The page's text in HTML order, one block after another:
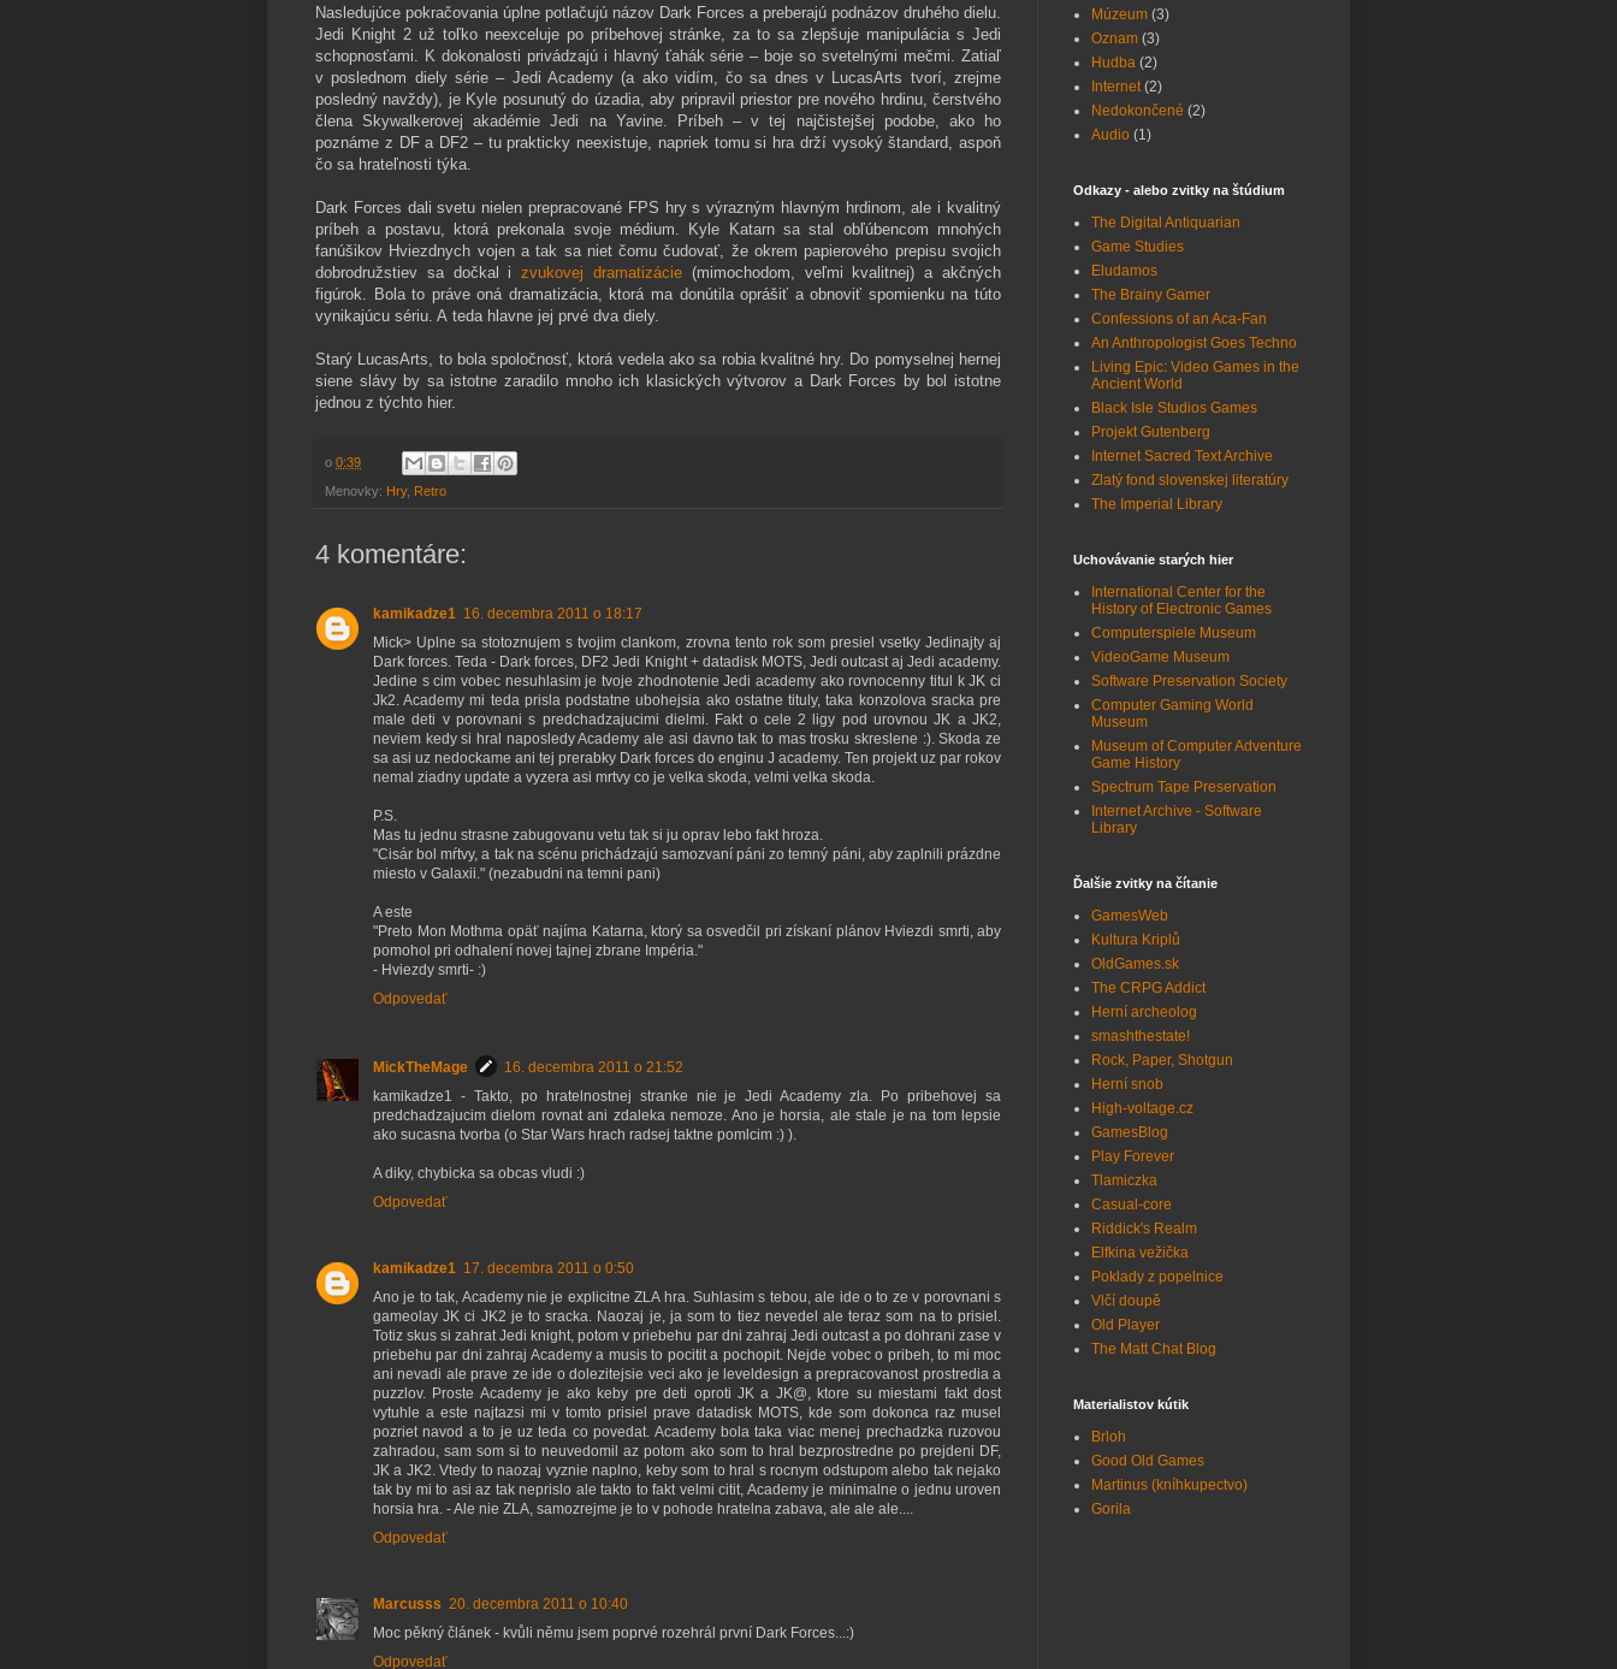
Nasledujúce pokračovania úplne potlačujú názov Dark Forces a preberajú podnázov druhého dielu.
Jedi Knight 2 už toľko neexceluje po príbehovej stránke, za to sa zlepšuje manipulácia s Jedi
schopnosťami. K dokonalosti privádzajú i hlavný ťahák série – boje so svetelnými mečmi. Zatiaľ
v poslednom diely série – Jedi Academy (a ako vidím, čo sa dnes v LucasArts tvorí, zrejme
posledný navždy), je Kyle posunutý do úzadia, aby pripravil priestor pre nového hrdinu, čerstvého
člena Skywalkerovej akadémie Jedi na Yavine. Príbeh – v tej najčistejšej podobe, ako ho
poznáme z DF a DF2 – tu prakticky neexistuje, napriek tomu si hra drží vysoký štandard, aspoň
čo sa hrateľnosti týka.
Dark Forces dali svetu nielen prepracované FPS hry s výrazným hlavným hrdinom, ale i kvalitný
príbeh a postavu, ktorá prekonala svoje médium. Kyle Katarn sa stal obľúbencom mnohých
fanúšikov Hviezdnych vojen a tak sa niet čomu čudovať, že okrem papierového prepisu svojich
dobrodružstiev sa dočkal izvukovej dramatizácie (mimochodom, veľmi kvalitnej) a akčných
figúrok. Bola to práve oná dramatizácia, ktorá ma donútila oprášiť a obnoviť spomienku na túto
vynikajúcu sériu. A teda hlavne jej prvé dva diely.
Starý LucasArts, to bola spoločnosť, ktorá vedela ako sa robia kvalitné hry. Do pomyselnej hernej
siene slávy by sa istotne zaradilo mnoho ich klasických výtvorov a Dark Forces by bol istotne
jednou z týchto hier.
o 0:39
Menovky: Hry, Retro
4 komentáre:
kamikadze1 16. decembra 2011 o 18:17
Mick> Uplne sa stotoznujem s tvojim clankom, zrovna tento rok som presiel vsetky Jedinajty aj
Dark forces. Teda - Dark forces, DF2 Jedi Knight + datadisk MOTS, Jedi outcast aj Jedi academy.
Jedine s cim vobec nesuhlasim je tvoje zhodnotenie Jedi academy ako rovnocenny titul k JK ci
Jk2. Academy mi teda prisla podstatne ubohejsia ako ostatne tituly, taka konzolova sracka pre
male deti v porovnani s predchadzajucimi dielmi. Fakt o cele 2 ligy pod urovnou JK a JK2,
neviem kedy si hral naposledy Academy ale asi davno tak to mas trosku skreslene :). Skoda ze
sa asi uz nedockame ani tej prerabky Dark forces do enginu J academy. Ten projekt uz par rokov
nemal ziadny update a vyzera asi mrtvy co je velka skoda, velmi velka skoda.
P.S.
Mas tu jednu strasne zabugovanu vetu tak si ju oprav lebo fakt hroza.
"Cisár bol mŕtvy, a tak na scénu prichádzajú samozvaní páni zo temný páni, aby zaplnili prázdne
miesto v Galaxii." (nezabudni na temni pani)
A este
"Preto Mon Mothma opäť najíma Katarna, ktorý sa osvedčil pri získaní plánov Hviezdi smrti, aby
pomohol pri odhalení novej tajnej zbrane Impéria."
- Hviezdy smrti- :)
Odpovedať
MickTheMage
16. decembra 2011 o 21:52
kamikadze1 - Takto, po hratelnostnej stranke nie je Jedi Academy zla. Po pribehovej sa
predchadzajucim dielom rovnat ani zdaleka nemoze. Ano je horsia, ale stale je na tom lepsie
ako sucasna tvorba (o Star Wars hrach radsej taktne pomlcim :) ).
A diky, chybicka sa obcas vludi :)
Odpovedať
kamikadze1 17. decembra 2011 o 0:50
Ano je to tak, Academy nie je explicitne ZLA hra. Suhlasim s tebou, ale ide o to ze v porovnani s
gameolay JK ci JK2 je to sracka. Naozaj je, ja som to tiez nevedel ale teraz som na to prisiel.
Totiz skus si zahrat Jedi knight, potom v priebehu par dni zahraj Jedi outcast a po dohrani zase v
priebehu par dni zahraj Academy a musis to pocitit a pochopit. Nejde vobec o pribeh, to mi moc
ani nevadi ale prave ze ide o dolezitejsie veci ako je leveldesign a prepracovanost prostredia a
puzzlov. Proste Academy je ako keby pre deti oproti JK a JK@, ktore su miestami fakt dost
vytuhle a este najtazsi mi v tomto prisiel prave datadisk MOTS, kde som dokonca raz musel
pozriet navod a to je uz teda co povedat. Academy bola taka viac menej prechadzka ruzovou
zahradou, sam som si to neuvedomil az potom ako som to hral bezprostredne po prejdeni DF,
JK a JK2. Vtedy to naozaj vyznie naplno, keby som to hral s rocnym odstupom alebo tak nejako
tak by mi to asi az tak neprislo ale takto to fakt velmi citit, Academy je minimalne o jednu uroven
horsia hra. - Ale nie ZLA, samozrejme je to v pohode hratelna zabava, ale ale ale....
Odpovedať
Marcusss 20. decembra 2011 o 10:40
Moc pěkný článek - kvůli němu jsem poprvé rozehrál první Dark Forces...:)
Odpovedať
Múzeum (3)
Oznam (3)
Hudba (2)
Internet (2)
Nedokončené (2)
Audio (1)
Odkazy - alebo zvitky na štúdium
The Digital Antiquarian
Game Studies
Eludamos
The Brainy Gamer
Confessions of an Aca-Fan
An Anthropologist Goes Techno
Living Epic: Video Games in the
Ancient World
Black Isle Studios Games
Projekt Gutenberg
Internet Sacred Text Archive
Zlatý fond slovenskej literatúry
The Imperial Library
Uchovávanie starých hier
International Center for the
History of Electronic Games
Computerspiele Museum
VideoGame Museum
Software Preservation Society
Computer Gaming World
Museum
Museum of Computer Adventure
Game History
Spectrum Tape Preservation
Internet Archive - Software
Library
Ďalšie zvitky na čítanie
GamesWeb
Kultura Kriplů
OldGames.sk
The CRPG Addict
Herní archeolog
smashthestate!
Rock, Paper, Shotgun
Herní snob
High-voltage.cz
GamesBlog
Play Forever
Tlamiczka
Casual-core
Riddick's Realm
Elfkina vežička
Poklady z popelnice
Vlčí doupě
Old Player
The Matt Chat Blog
Materialistov kútik
Brloh
Good Old Games
Martinus (kníhkupectvo)
Gorila